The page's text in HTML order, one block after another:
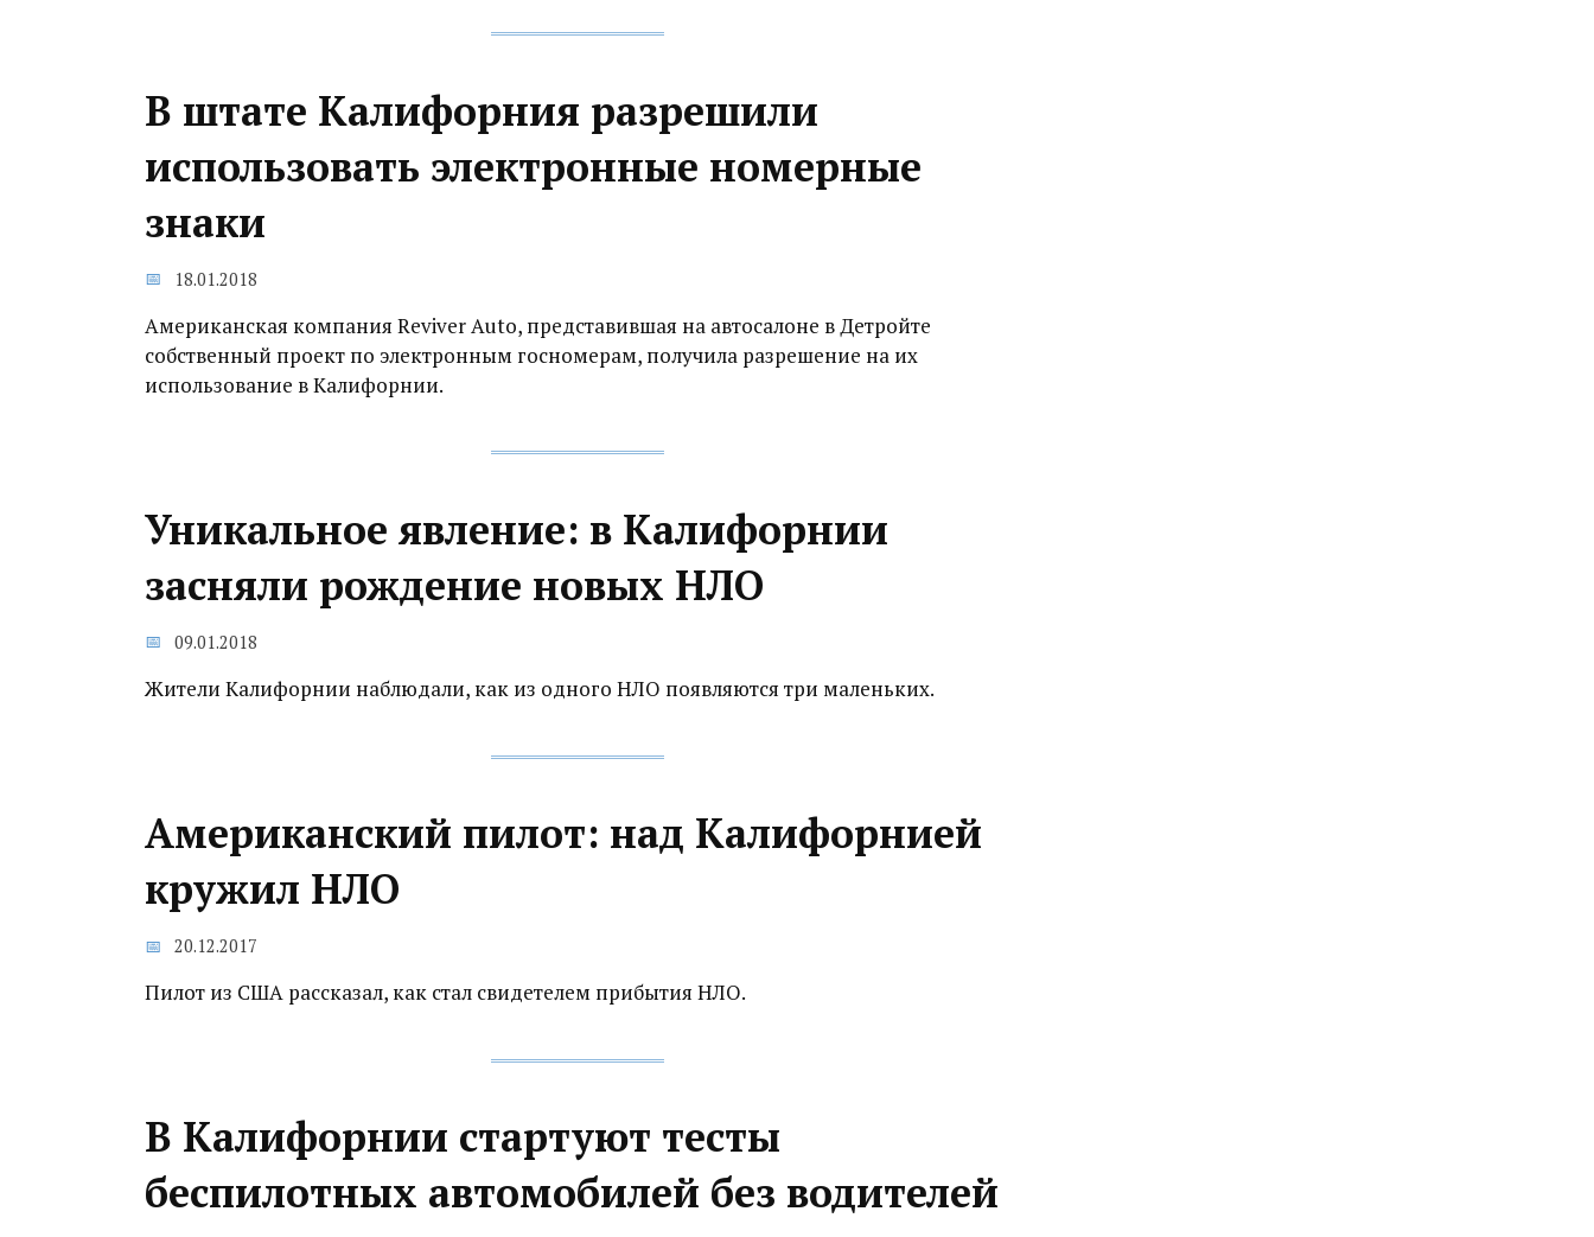
В штате Калифорния разрешили
использовать электронные номерные
знаки
18.01.2018
Американская компания Reviver Auto, представившая на автосалоне в Детройте
собственный проект по электронным госномерам, получила разрешение на их
использование в Калифорнии.
Уникальное явление: в Калифорнии
засняли рождение новых НЛО
09.01.2018
Жители Калифорнии наблюдали, как из одного НЛО появляются три маленьких.
Американский пилот: над Калифорнией
кружил НЛО
20.12.2017
Пилот из США рассказал, как стал свидетелем прибытия НЛО.
В Калифорнии стартуют тесты
беспилотных автомобилей без водителей